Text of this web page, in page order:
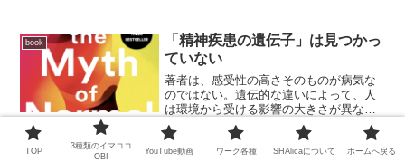
どもが傷つくことを避けるために、感情
を閉じて...
book
「精神疾患の遺伝子」は見つかっ
ていない
著者は、感受性の高さそのものが病気な
のではない。遺伝的な違いによって、人
は環境から受ける影響の大きさが異な
る。と説明します。感受性の高い人は、
ストレスからより深く傷つくこともある
一方で、良い環境からも、より大きな恩
あらゆる依存には「人とのつなが
TOP
3種類のイマココ
OBI
YouTube動画 ワーク各種 SHAlicaについて ホームへ戻る